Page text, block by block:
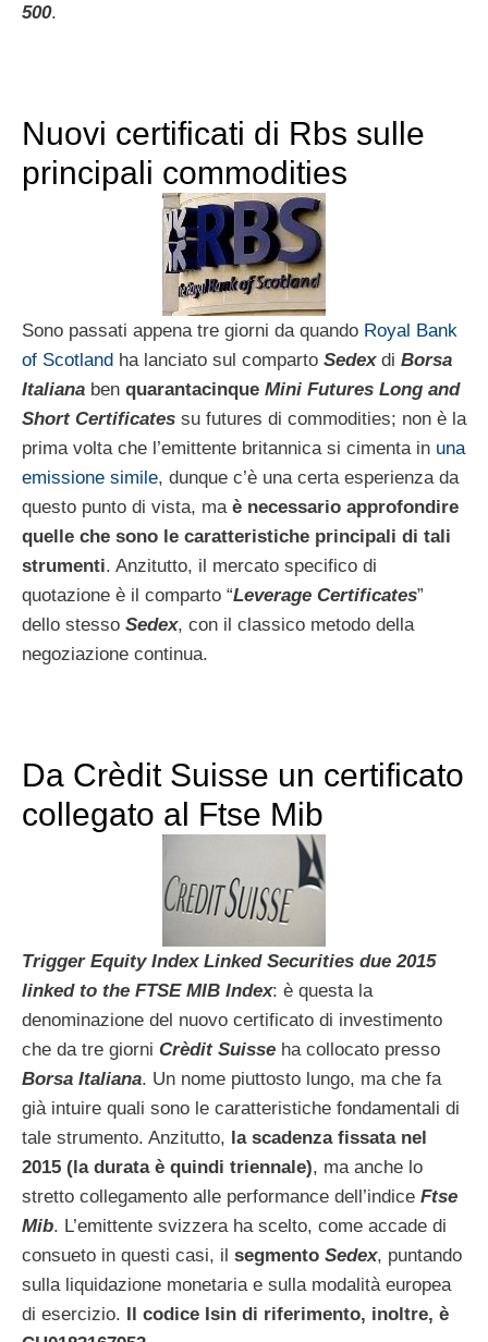
500.
Nuovi certificati di Rbs sulle
principali commodities
Sono passati appena tre giorni da quando Royal Bank
of Scotland ha lanciato sul comparto Sedex di Borsa
Italiana ben quarantacinque Mini Futures Long and
Short Certificates su futures di commodities; non è la
prima volta che l’emittente britannica si cimenta in una
emissione simile, dunque c’è una certa esperienza da
questo punto di vista, ma è necessario approfondire
quelle che sono le caratteristiche principali di tali
strumenti. Anzitutto, il mercato specifico di
quotazione è il comparto “Leverage Certificates”
dello stesso Sedex, con il classico metodo della
negoziazione continua.
Da Crèdit Suisse un certificato
collegato al Ftse Mib
Trigger Equity Index Linked Securities due 2015
linked to the FTSE MIB Index: è questa la
denominazione del nuovo certificato di investimento
che da tre giorni Crèdit Suisse ha collocato presso
Borsa Italiana. Un nome piuttosto lungo, ma che fa
già intuire quali sono le caratteristiche fondamentali di
tale strumento. Anzitutto, la scadenza fissata nel
2015 (la durata è quindi triennale), ma anche lo
stretto collegamento alle performance dell’indice Ftse
Mib. L’emittente svizzera ha scelto, come accade di
consueto in questi casi, il segmento Sedex, puntando
sulla liquidazione monetaria e sulla modalità europea
di esercizio. Il codice Isin di riferimento, inoltre, è